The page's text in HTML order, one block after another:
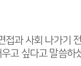
접과 사회 나가기
고 싶다고 말씀하